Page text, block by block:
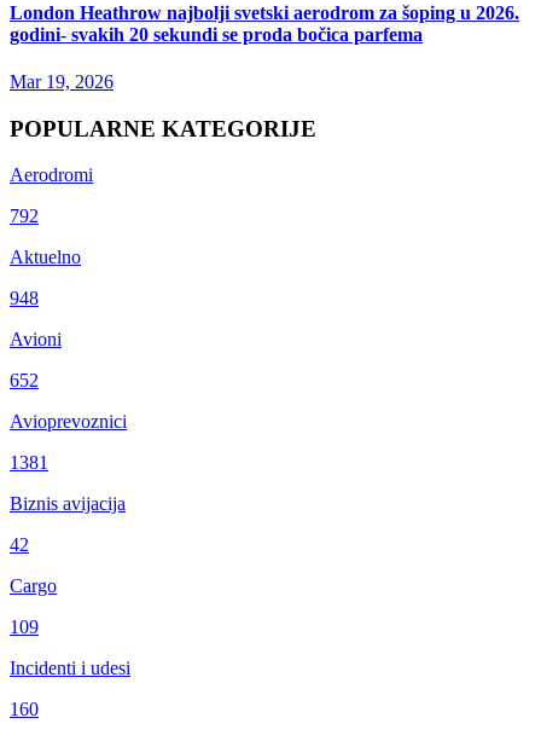
London Heathrow najbolji svetski aerodrom za šoping u 2026.
godini- svakih 20 sekundi se proda bočica parfema
Mar 19, 2026
POPULARNE KATEGORIJE
Aerodromi
792
Aktuelno
948
Avioni
652
Avioprevoznici
1381
Biznis avijacija
42
Cargo
109
Incidenti i udesi
160